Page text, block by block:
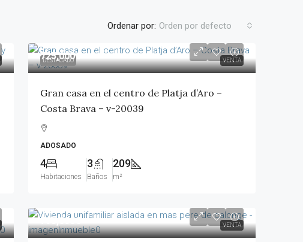
Ordenar por: Orden por defecto
DESTACADO VENTA
725,000€
Gran casa en el centro de Platja d’Aro –
Costa Brava – v-20039
ADOSADO
4
Habitaciones
3
Baños
209
m²
VENTA
795,000€